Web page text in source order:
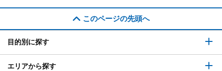
このページの先頭へ
目的別に探す
エリアから探す